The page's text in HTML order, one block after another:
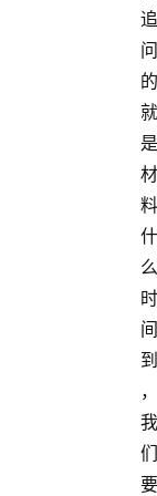
追
问
的
就
是
材
料
什
么
时
间
到
，
我
们
要